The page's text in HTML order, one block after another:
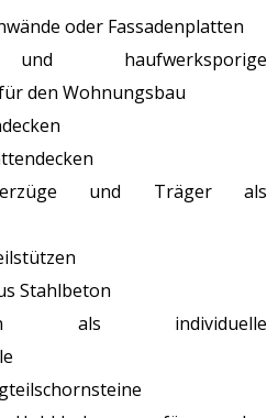
oder Fassadenplatten
und haufwerksporige
den Wohnungsbau
und Träger als
Stahlbeton
als individuelle